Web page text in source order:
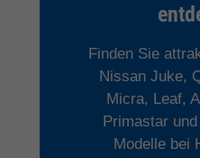
Finden Sie
Nissan Juke,
Micra, Leaf,
Primastar
Modelle bei